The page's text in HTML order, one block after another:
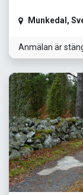
Munkedal ,
Anmälan är